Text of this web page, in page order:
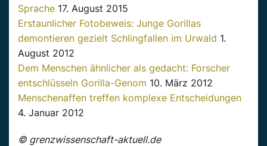
Sprache 17. August 2015
Erstaunlicher Fotobeweis: Junge Gorillas
demontieren gezielt Schlingfallen im Urwald 1.
August 2012
Dem Menschen ähnlicher als gedacht: Forscher
entschlüsseln Gorilla-Genom 10. März 2012
Menschenaffen treffen komplexe Entscheidungen
4. Januar 2012
© grenzwissenschaft-aktuell.de